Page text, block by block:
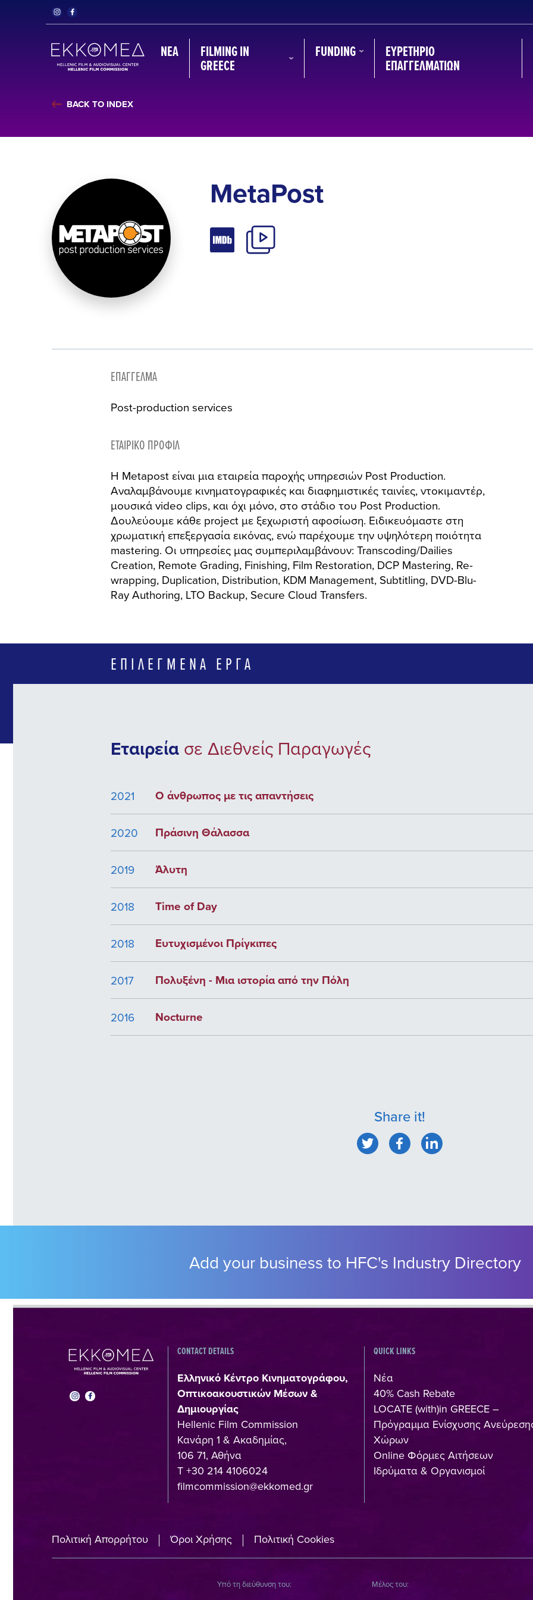
ΝΈΑ FILMING IN
GREECE
FUNDING ΕΥΡΕΤΉΡΙΟ
ΕΠΑΓΓΕΛΜΑΤΙΏΝ
BACK TO INDEX
MetaPost
ΕΠΆΓΓΕΛΜΑ
Post-production services
ΕΤΑΙΡΙΚΌ ΠΡΟΦΊΛ
Η Μetapost είναι μια εταιρεία παροχής υπηρεσιών Post Production.
Αναλαμβάνουμε κινηματογραφικές και διαφημιστικές ταινίες, ντοκιμαντέρ,
μουσικά video clips, και όχι μόνο, στο στάδιο του Post Production.
Δουλεύουμε κάθε project με ξεχωριστή αφοσίωση. Ειδικευόμαστε στη
χρωματική επεξεργασία εικόνας, ενώ παρέχουμε την υψηλότερη ποιότητα
mastering. Οι υπηρεσίες μας συμπεριλαμβάνουν: Transcoding/Dailies
Creation, Remote Grading, Finishing, Film Restoration, DCP Mastering, Re-
wrapping, Duplication, Distribution, KDM Management, Subtitling, DVD-Blu-
Ray Authoring, LTO Backup, Secure Cloud Transfers.
ΕΠΙΛΕΓΜΈΝΑ ΈΡΓΑ
Εταιρεία σε Διεθνείς Παραγωγές
2021 Ο άνθρωπος με τις απαντήσεις
2020 Πράσινη Θάλασσα
2019 Άλυτη
2018 Time of Day
2018 Ευτυχισμένοι Πρίγκιπες
2017 Πολυξένη - Μια ιστορία από την Πόλη
2016 Nocturne
Share it!
Add your business to HFC's Industry Directory
CONTACT DETAILS
Ελληνικό Κέντρο Κινηματογράφου,
Οπτικοακουστικών Μέσων &
Δημιουργίας
Hellenic Film Commission
Κανάρη 1 & Ακαδημίας,
106 71, Αθήνα
T +30 214 4106024
filmcommission@ekkomed.gr
QUICK LINKS
Νέα
40% Cash Rebate
LOCATE (with)in GREECE –
Πρόγραμμα Ενίσχυσης
Χώρων
Online Φόρμες Αιτήσεων
Ιδρύματα & Οργανισμοί
Πολιτική Απορρήτου Όροι Χρήσης Πολιτική Cookies
Υπό τη διεύθυνση του: Μέλος του: